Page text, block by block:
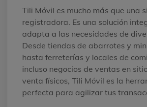
Tili Móvil es mucho más que una
registradora. Es una solución
adapta a las necesidades de
Desde tiendas de abarrotes y
hasta ferreterías y locales de
incluso negocios de ventas en
venta físicos, Tili Móvil es la
perfecta para agilizar tus